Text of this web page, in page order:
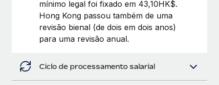
mínimo legal foi fixado em 43,10HK$.
Hong Kong passou também de uma
revisão bienal (de dois em dois anos)
para uma revisão anual.
Ciclo de processamento salarial